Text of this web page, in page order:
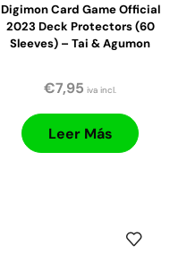
Digimon Card Game Official
2023 Deck Protectors (60
Sleeves) – Tai & Agumon
€7,95 iva incl.
Leer Más